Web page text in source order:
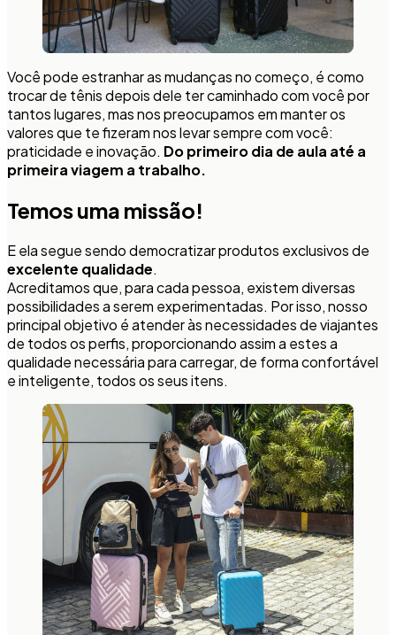
Você pode estranhar as mudanças no começo, é como
trocar de tênis depois dele ter caminhado com você por
tantos lugares, mas nos preocupamos em manter os
valores que te fizeram nos levar sempre com você:
praticidade e inovação. Do primeiro dia de aula até a
primeira viagem a trabalho.
Temos uma missão!
E ela segue sendo democratizar produtos exclusivos de
excelente qualidade.
Acreditamos que, para cada pessoa, existem diversas
possibilidades a serem experimentadas. Por isso, nosso
principal objetivo é atender às necessidades de viajantes
de todos os perfis, proporcionando assim a estes a
qualidade necessária para carregar, de forma confortável
e inteligente, todos os seus itens.